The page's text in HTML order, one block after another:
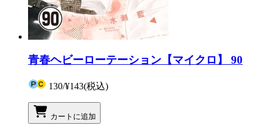
青春ヘビーローテーション【マイクロ】 90
130/¥143(税込)
カートに追加